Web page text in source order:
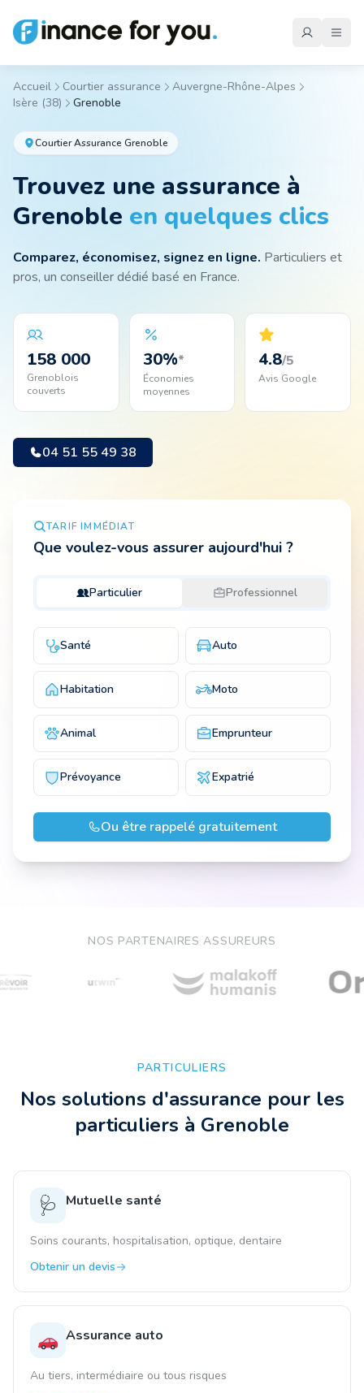
Mutuelle
Auto
Habitation
Animal
04 51 55 49 38
Accueil Courtier assurance
Auvergne-Rhône-Alpes
Isère (38) Grenoble
Courtier Assurance Grenoble
Trouvez une assurance à
Grenoble en quelques clics
Comparez, économisez, signez en ligne. Particuliers et
pros, un conseiller dédié basé en France.
158 000
Grenoblois
couverts
30%*
Économies
moyennes
4.8/5
Avis Google
04 51 55 49 38
TARIF IMMÉDIAT
Que voulez-vous assurer aujourd'hui ?
Particulier Professionnel
Santé Auto
Habitation Moto
Animal Emprunteur
Prévoyance Expatrié
Ou être rappelé gratuitement
NOS PARTENAIRES ASSUREURS
PARTICULIERS
Nos solutions d'assurance pour les
particuliers à Grenoble
🩺 Mutuelle santé
Soins courants, hospitalisation, optique, dentaire
Obtenir un devis
Assurance auto
Au tiers, intermédiaire ou tous risques